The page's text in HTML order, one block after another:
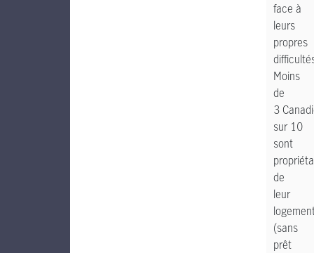
face à
leurs
propres
Moins
de
3
sur 10
sont
de
leur
(sans
prêt